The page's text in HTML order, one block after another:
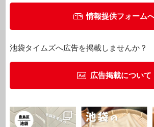
情報提供フォーム
池袋タイムズへ広告を掲載しませんか？
広告掲載について